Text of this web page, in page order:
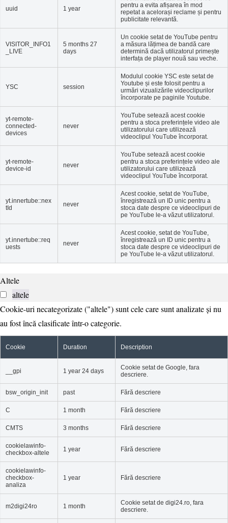
uuid 1 year
pentru a evita afișarea în mod
repetat a acelorași reclame și pentru
publicitate relevantă.
VISITOR_INFO1
_LIVE
5 months 27
days
Un cookie setat de YouTube pentru
a măsura lățimea de bandă care
determină dacă utilizatorul primește
interfața de player nouă sau veche.
YSC session
Modulul cookie YSC este setat de
Youtube și este folosit pentru a
urmări vizualizările videoclipurilor
încorporate pe paginile Youtube.
yt-remote-
connected-
devices
never
YouTube setează acest cookie
pentru a stoca preferințele video ale
utilizatorului care utilizează
videoclipul YouTube încorporat.
yt-remote-
device-id
never
YouTube setează acest cookie
pentru a stoca preferințele video ale
utilizatorului care utilizează
videoclipul YouTube încorporat.
yt.innertube::nex
tId
never
Acest cookie, setat de YouTube,
înregistrează un ID unic pentru a
stoca date despre ce videoclipuri de
pe YouTube le-a văzut utilizatorul.
yt.innertube::req
uests
never
Acest cookie, setat de YouTube,
înregistrează un ID unic pentru a
stoca date despre ce videoclipuri de
pe YouTube le-a văzut utilizatorul.
Altele
altele
Cookie-uri necategorizate ("altele") sunt cele care sunt analizate și nu
au fost încă clasificate într-o categorie.
Cookie Duration Description
__gpi 1 year 24 days
Cookie setat de Google, fara
descriere.
bsw_origin_init past Fără descriere
C 1 month Fără descriere
CMTS 3 months Fără descriere
cookielawinfo-
checkbox-altele
1 year Fără descriere
cookielawinfo-
checkbox-
analiza
1 year Fără descriere
m2digi24ro 1 month
Cookie setat de digi24.ro, fara
descriere.